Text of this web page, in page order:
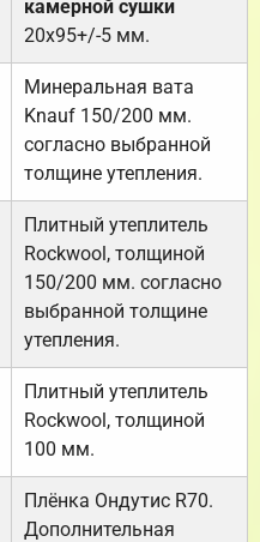
камерной сушки
20х95+/-5 мм.
Минеральная вата
Knauf 150/200 мм.
согласно выбранной
толщине утепления.
Плитный утеплитель
Rockwool, толщиной
150/200 мм. согласно
выбранной толщине
утепления.
Плитный утеплитель
Rockwool, толщиной
100 мм.
Плёнка Ондутис R70.
Дополнительная